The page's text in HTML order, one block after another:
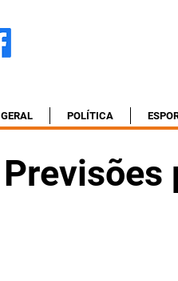
GERAL POLÍTICA
Previsões